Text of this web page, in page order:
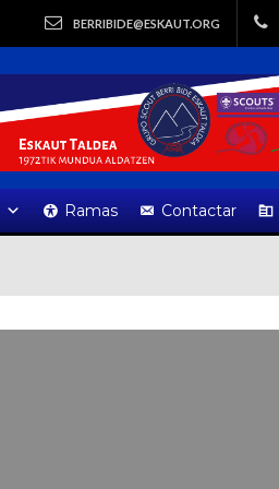
BERRIBIDE@ESKAUT.ORG
Ramas Contactar